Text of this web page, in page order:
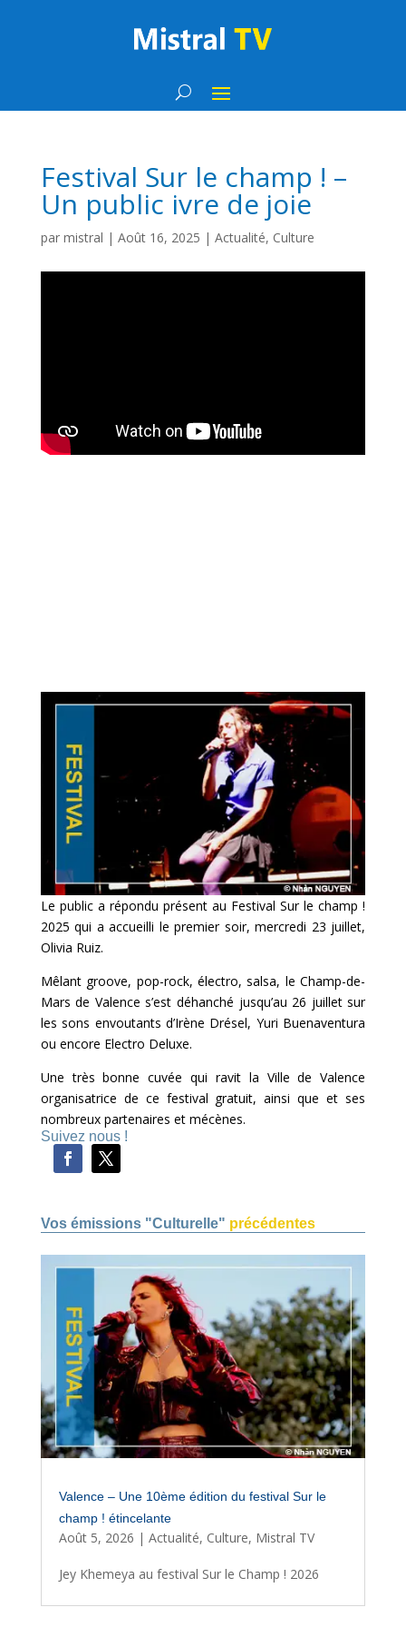
Festival Sur le champ ! –
Un public ivre de joie
par mistral | Août 16, 2025 | Actualité, Culture
Le public a répondu présent au Festival Sur le champ !
2025 qui a accueilli le premier soir, mercredi 23 juillet,
Olivia Ruiz.
Mêlant groove, pop-rock, électro, salsa, le Champ-de-
Mars de Valence s’est déhanché jusqu’au 26 juillet sur
les sons envoutants d’Irène Drésel, Yuri Buenaventura
ou encore Electro Deluxe.
Une très bonne cuvée qui ravit la Ville de Valence
organisatrice de ce festival gratuit, ainsi que et ses
nombreux partenaires et mécènes.
Suivez nous !
Vos émissions "Culturelle" précédentes
Valence – Une 10ème édition du festival Sur le
champ ! étincelante
Août 5, 2026 | Actualité, Culture, Mistral TV
Jey Khemeya au festival Sur le Champ ! 2026